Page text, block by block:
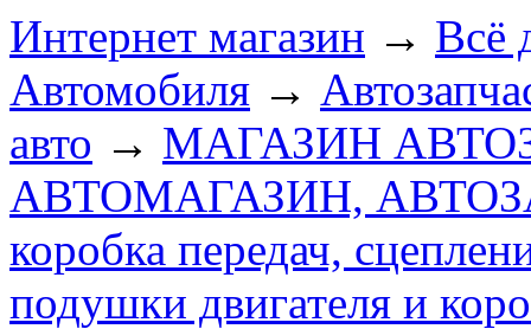
Интернет магазин → Всё
Автомобиля →
авто → МАГАЗИН
АВТОМАГАЗИН,
коробка передач,
подушки двигателя и